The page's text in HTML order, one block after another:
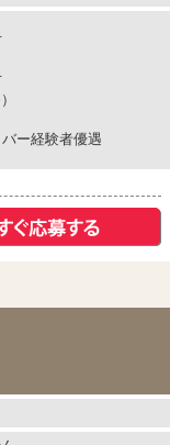
ー経験者優遇